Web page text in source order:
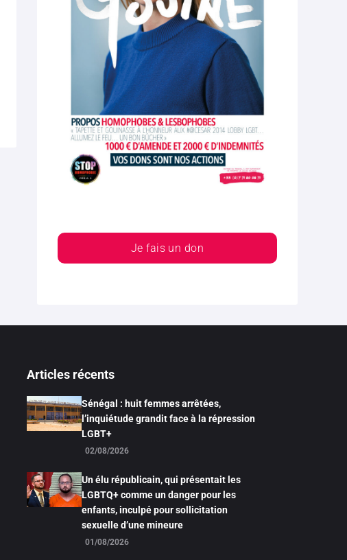
Je fais un don
Articles récents
Sénégal : huit femmes arrêtées,
l’inquiétude grandit face à la répression
LGBT+
02/08/2026
Un élu républicain, qui présentait les
LGBTQ+ comme un danger pour les
enfants, inculpé pour sollicitation
sexuelle d’une mineure
01/08/2026